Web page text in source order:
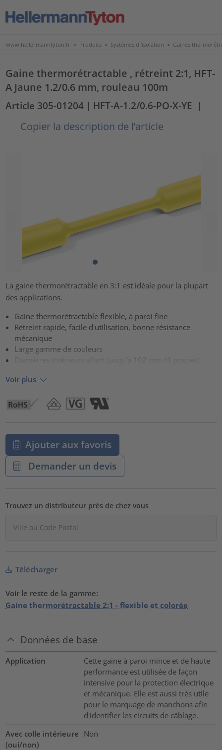
www.hellermanntyton.fr > Produits > Systèmes d 'isolation > Gaines
Gaine thermorétractable , rétreint 2:1, HFT-
A Jaune 1.2/0.6 mm, rouleau 100m
Article 305-01204 | HFT-A-1.2/0.6-PO-X-YE |
Copier la description de l’article
La gaine thermorétractable en 3:1 est idéale pour la plupart
des applications.
Gaine thermorétractable flexible, à paroi fine
Rétreint rapide, facile d'utilisation, bonne résistance
mécanique
Large gamme de couleurs
Voir plus
Ajouter aux favoris
Demander un devis
Trouvez un distributeur près de chez vous
Télécharger
Voir le reste de la gamme:
Gaine thermorétractable 2:1 - flexible et colorée
Données de base
Application
Cette gaine à paroi mince et de haute
performance est utilisée de façon
intensive pour la protection électrique
et mécanique. Elle est aussi très utile
pour le marquage de manchons afin
d'identifier les circuits de câblage.
Avec colle intérieure
(oui/non)
Non